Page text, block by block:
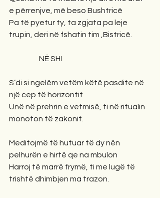
e përrenjve, më beso Bushtricë
Pa të pyetur ty, ta zgjata pa leje
trupin, deri në fshatin tim ,Bistricë.
                    NË SHI
S’di si ngelëm vetëm këtë pasdite në
një cep të horizontit
Unë në prehrin e vetmisë, ti në ritualin
monoton të zakonit.
Meditojmë të hutuar të dy nën
pelhurën e hirtë qe na mbulon
Harroj të marrë frymë, ti me lugë të
trishtë dhimbjen ma trazon.